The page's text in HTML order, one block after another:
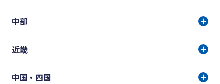
中部
近畿
中国・四国